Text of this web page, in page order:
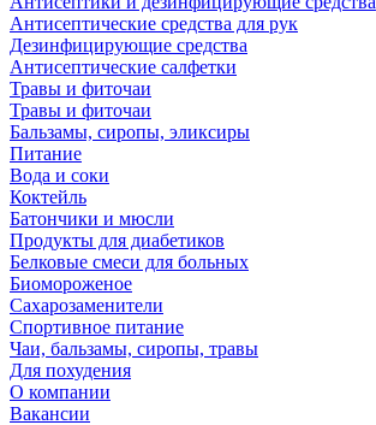
Антисептические средства для рук
Дезинфицирующие средства
Антисептические салфетки
Травы и фиточаи
Травы и фиточаи
Бальзамы, сиропы, эликсиры
Питание
Вода и соки
Коктейль
Батончики и мюсли
Продукты для диабетиков
Белковые смеси для больных
Биомороженое
Сахарозаменители
Спортивное питание
Чаи, бальзамы, сиропы, травы
Для похудения
О компании
Вакансии